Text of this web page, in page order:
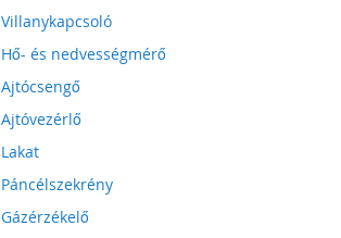
Villanykapcsoló
Hő- és nedvességmérő
Ajtócsengő
Ajtóvezérlő
Lakat
Páncélszekrény
Gázérzékelő